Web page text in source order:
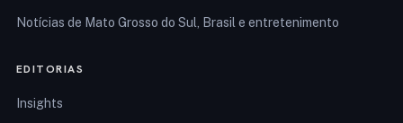
Notícias de Mato Grosso do Sul, Brasil e entretenimento
EDITORIAS
Insights